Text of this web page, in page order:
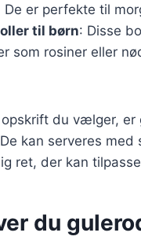
er perfekte til
til børn: Disse
som rosiner eller
du vælger,
kan serveres
ret, der kan
du